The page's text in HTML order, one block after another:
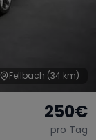
Fellbach (34 km)
250€
pro Tag